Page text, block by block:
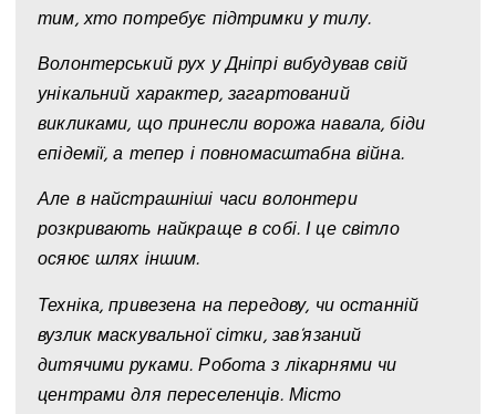
тим, хто потребує підтримки у тилу.
Волонтерський рух у Дніпрі вибудував свій
унікальний характер, загартований
викликами, що принесли ворожа навала, біди
епідемії, а тепер і повномасштабна війна.
Але в найстрашніші часи волонтери
розкривають найкраще в собі. І це світло
осяює шлях іншим.
Техніка, привезена на передову, чи останній
вузлик маскувальної сітки, зав‘язаний
дитячими руками. Робота з лікарнями чи
центрами для переселенців. Місто